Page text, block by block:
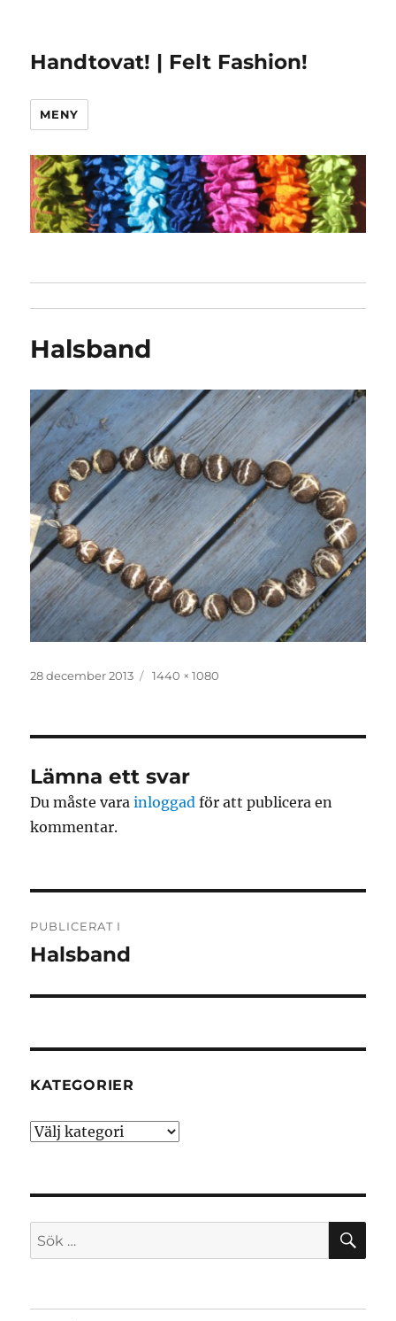
Handtovat! | Felt Fashion!
MENY
Halsband
Publicerat
28 december 2013
Full
1440 × 1080
Lämna ett svar
Du måste varainloggad för att publicera en
kommentar.
PUBLICERAT I
Halsband
KATEGORIER
Kategorier
Sök
efter: